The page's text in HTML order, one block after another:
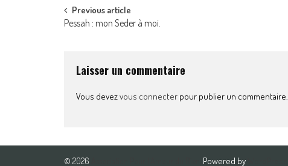
Post
Previous article
Pessah : mon Seder à moi.
Laisser un commentaire
Vous devezvous connecter pour publier un commentaire.
© 2026 Powered by